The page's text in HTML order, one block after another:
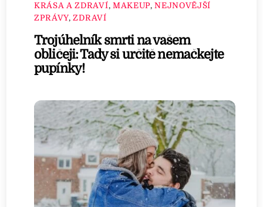
KRÁSA A ZDRAVÍ, MAKEUP,NEJNOVĚJŠÍ
ZPRÁVY,ZDRAVÍ
Trojúhelník smrti na vašem
obličeji: Tady si určitě nemačkejte
pupínky!